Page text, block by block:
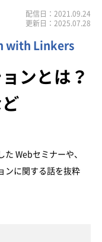
配信日：2021.09.24
更新日：2025.07.28
with Linkers
ンとは？
Webセミナーや、
ンに関する話を抜粋